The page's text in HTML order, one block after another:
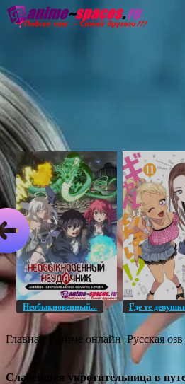
Необыкновенный... Где те
Главная Аниме онлайн Русская озв
Слабейшая укротительница в